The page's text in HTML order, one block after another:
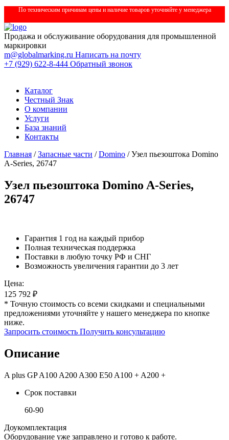
По техническим причинам цены и наличие товаров уточняйте у менеджера
Продажа и обслуживание оборудования для промышленной
маркировки
m@globalmarking.ru Написать на почту
+7 (929) 622-8-444 Обратный звонок
Каталог
Честный Знак
О компании
Услуги
База знаний
Контакты
Главная /Запасные части /Domino / Узел пьезоштока Domino
A-Series, 26747
Узел пьезоштока Domino A-Series,
26747
Гарантия 1 год на каждый прибор
Полная техническая поддержка
Поставки в любую точку РФ и СНГ
Возможность увеличения гарантии до 3 лет
Цена:
125 792 ₽
* Точную стоимость со всеми скидками и специальными
предложениями уточняйте у нашего менеджера по кнопке
ниже.
Запросить стоимость Получить консультацию
Описание
A plus GP A100 A200 A300 E50 A100 + A200 +
Срок поставки
60-90
Доукомплектация
Оборудование уже заправлено и готово к работе.